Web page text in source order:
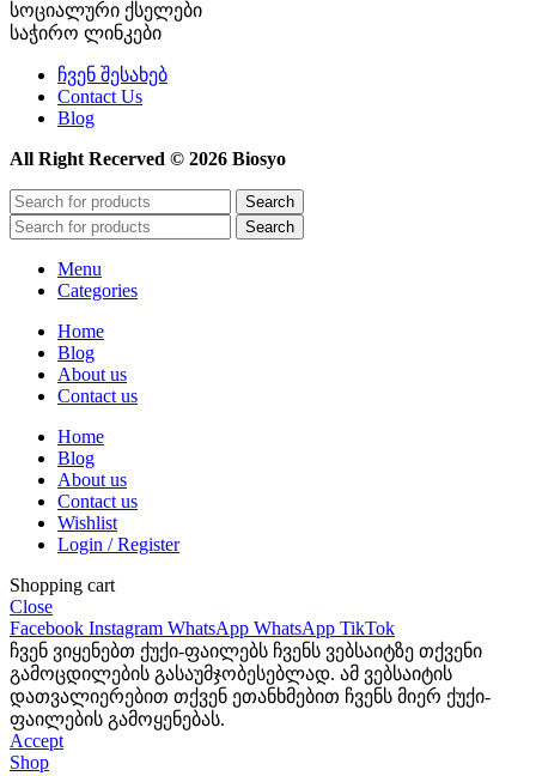
სოციალური ქსელები
საჭირო ლინკები
ჩვენ შესახებ
Contact Us
Blog
All Right Recerved © 2026 Biosyo
Search
Search
Menu
Categories
Home
Blog
About us
Contact us
Home
Blog
About us
Contact us
Wishlist
Login / Register
Shopping cart
Close
Facebook Instagram WhatsApp WhatsApp TikTok
ჩვენ ვიყენებთ ქუქი-ფაილებს ჩვენს ვებსაიტზე თქვენი
გამოცდილების გასაუმჯობესებლად. ამ ვებსაიტის
დათვალიერებით თქვენ ეთანხმებით ჩვენს მიერ ქუქი-
ფაილების გამოყენებას.
Accept
Shop